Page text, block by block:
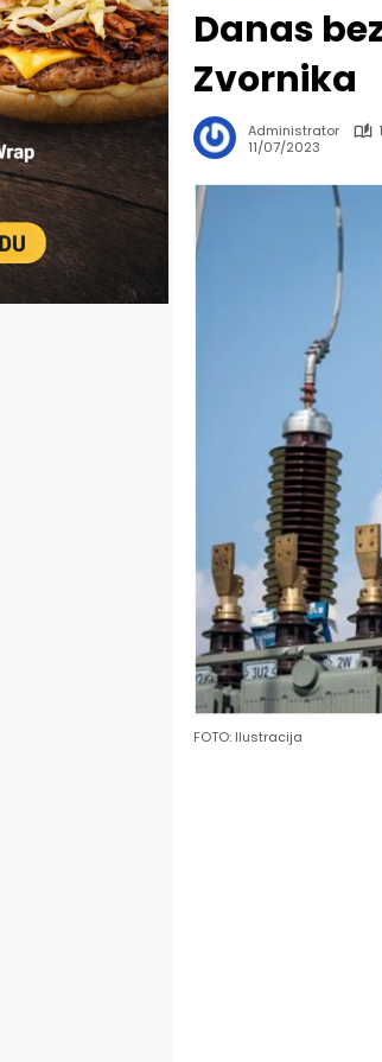
Danas
Zvornika
Administrator
11/07/2023
FOTO: Ilustracija